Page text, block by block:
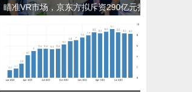
瞄准VR市场，京东方拟斥资290亿元投